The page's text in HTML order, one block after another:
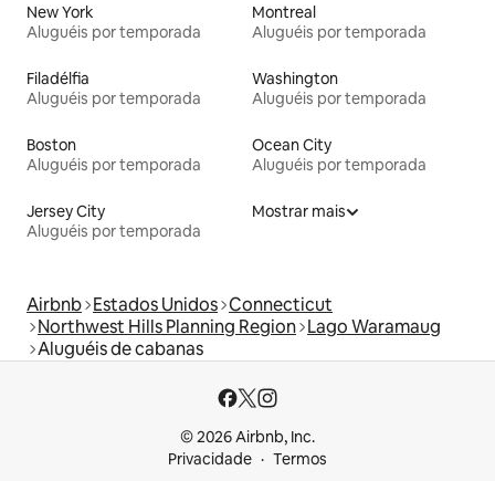
New York
Aluguéis por temporada
Montreal
Aluguéis por temporada
Filadélfia
Aluguéis por temporada
Washington
Aluguéis por temporada
Boston
Aluguéis por temporada
Ocean City
Aluguéis por temporada
Jersey City
Aluguéis por temporada
Mostrar mais
Airbnb Estados Unidos Connecticut
Northwest Hills Planning Region Lago Waramaug
Aluguéis de cabanas
© 2026 Airbnb, Inc.
Privacidade
Termos